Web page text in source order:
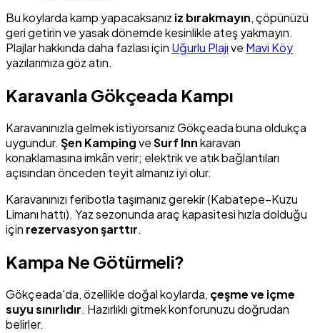
Bu koylarda kamp yapacaksanız iz bırakmayın, çöpünüzü
geri getirin ve yasak dönemde kesinlikle ateş yakmayın.
Plajlar hakkında daha fazlası için Uğurlu Plajıve Mavi Köy
yazılarımıza göz atın.
Karavanla Gökçeada Kampı
Karavanınızla gelmek istiyorsanız Gökçeada buna oldukça
uygundur. Şen KampingveSurf Innkaravan
konaklamasına imkân verir; elektrik ve atık bağlantıları
açısından önceden teyit almanız iyi olur.
Karavanınızı feribotla taşımanız gerekir (Kabatepe–Kuzu
Limanı hattı). Yaz sezonunda araç kapasitesi hızla dolduğu
için rezervasyon şarttır.
Kampa Ne Götürmeli?
Gökçeada'da, özellikle doğal koylarda, çeşme ve içme
suyu sınırlıdır. Hazırlıklı gitmek konforunuzu doğrudan
belirler.